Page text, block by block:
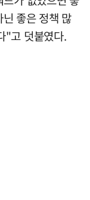
좋은 정책 많
"고 덧붙였다.